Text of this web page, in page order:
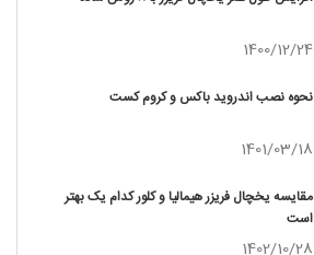
1400/12/24
نحوه نصب اندروید باکس و کروم کست
1401/03/18
مقایسه یخچال فریزر هیمالیا و کلور کدام یک بهتر
است
1402/10/28